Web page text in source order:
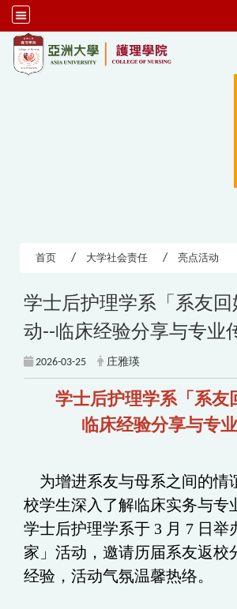
首页 大学社会责任 亮点活动
学士后护理学系「系友
动--临床经验分享与专业
2026-03-25 庄雅瑛
学士后护理学系「系友
临床经验分享与专
为增进系友与母系之间的情
校学生深入了解临床实务与专
学士后护理学系于 3 月 7 日举
家」活动，邀请历届系友返校
经验，活动气氛温馨热络。